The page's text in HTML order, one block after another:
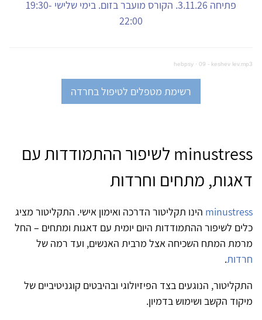
פתיחה 3.11.26. הקורס מועבר בזום. בימי שלישי 19:30-
22:00
hebpsy · 09 - keshev lev.mp3
רשימת מטפלים לטיפול בחרדה
minustress לשיפור ההתמודדות עם
דאגות, מתחים וחרדות
minustress הינו תקליטור הדרכה ואימון אישי. התקליטור מציג
כלים לשיפור ההתמודדות היום יומית עם דאגות ומתחים – החל
מרמת המתח השכיחה אצל מרבית האנשים, ועד רמה של
חרדות.
התקליטור, הנוגעים בצד הפיזיולוגי ובהיבטים קוגניטיביים של
מיקוד הקשב ושימוש בדמיון.